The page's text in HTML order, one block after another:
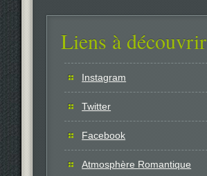
Liens à découvrir
Instagram
Twitter
Facebook
Atmosphère Romantique